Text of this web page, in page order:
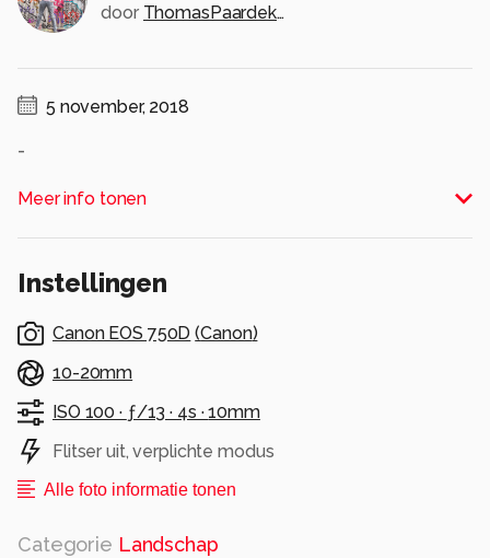
door ThomasPaardekooper
5 november, 2018
-
Alle rechten voorbehouden
Meer info tonen
Instellingen
Canon EOS 750D (Canon)
10-20mm
ISO 100 · ƒ/13 · 4s ·10mm
Flitser uit, verplichte modus
Alle foto informatie tonen
Categorie Landschap